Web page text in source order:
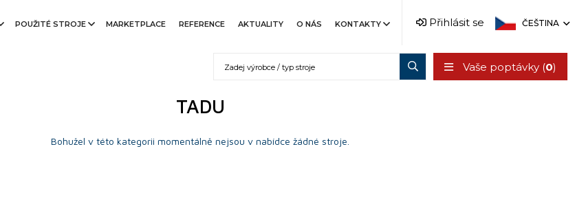
POUŽITÉ STROJE MARKETPLACE REFERENCE AKTUALITY O NÁS KONTAKTY Přihlásit se ČEŠTINA
Vaše poptávky (0)
TADU
Bohužel v této kategorii momentálně nejsou v nabídce žádné stroje.